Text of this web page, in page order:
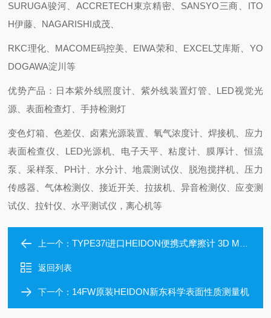
SURUGA骏河、ACCRETECH東京精密、SANSYO三商、ITO
H伊藤、NAGARISHI成茂、
RKC理化、MACOME码控美、EIWA荣和、EXCEL艾库斯、YO
DOGAWA淀川等
优势产品：日本紫外线照度计、紫外线装置灯管、LED视觉光
源、表面检查灯、手持检测灯
变色灯箱、色差仪、卤素光源装置、氧气浓度计、焊接机、应力
表面检查仪、LED光源机、电子天平、粘度计、膜厚计、恒流
泵、采样泵、PH计、水分计、地震测试仪、脱泡搅拌机、压力
传感器、气体检测仪、接近开关、拉拔机、异音检测仪、应变测
试仪、拉针仪、水平测试仪，离心机等
上一个：TYPE37i进口HEIDON便携式摩擦计 3D Muse
返回列表
下一个： 14FW原装HEIDON新东科学表面性质测量机